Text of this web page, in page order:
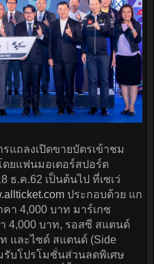
แถลงเปิดขายบัตรเข้าชม
ดยแฟนมอเตอร์สปอร์ต
ธ.ค.62 เป็นต้นไป ที่เซเว่
ประกอบด้วย แก
า 4,000 บาท มาร์เกซ
4,000 บาท, รอสซี สแตนด์
ท และไซด์ สแตนด์ (Side
รับโปรโมชั่นส่วนลดพิเศษ